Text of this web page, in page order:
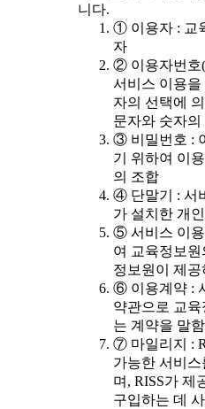
니다.
① 이용자 : 교
자
② 이용자번호
서비스 이용
자의 선택에
문자와 숫자의
③ 비밀번호 :
기 위하여 이
의 조합
④ 단말기 : 서
가 설치한 개
⑤ 서비스 이용
여 교육정보
정보원이 제
⑥ 이용계약 :
약관으로 교
는 계약을 말함
⑦ 마일리지 :
가능한 서비
며, RISS가 제
구입하는 데